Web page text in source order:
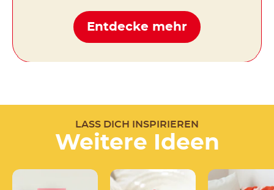
Entdecke mehr
LASS DICH INSPIRIEREN
Weitere Ideen